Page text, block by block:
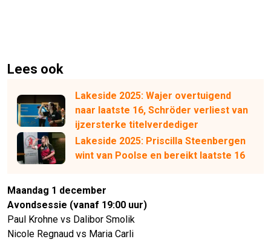
Lees ook
Lakeside 2025: Wajer overtuigend
naar laatste 16, Schröder verliest van
ijzersterke titelverdediger
Lakeside 2025: Priscilla Steenbergen
wint van Poolse en bereikt laatste 16
Maandag 1 december
Avondsessie (vanaf 19:00 uur)
Paul Krohne vs Dalibor Smolik
Nicole Regnaud vs Maria Carli